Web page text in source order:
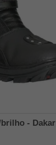
- Dakar